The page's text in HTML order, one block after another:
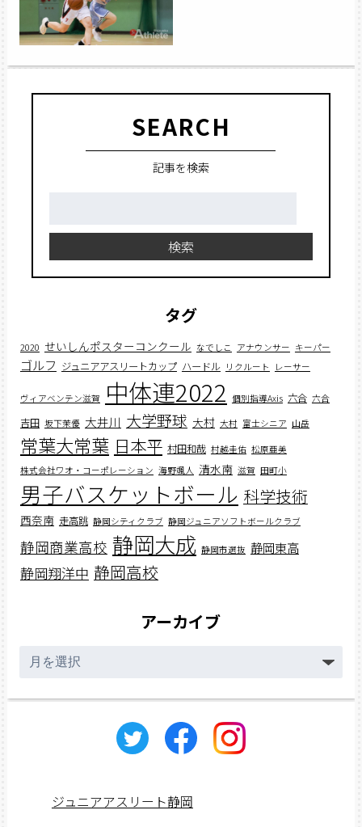
SEARCH
記事を検索
検索
タグ
2020 せいしんポスターコンクール なでしこ アナウンサー キーパー
ゴルフ ジュニアアスリートカップ ハードル リクルート レーサー
ヴィアベンテン滋賀 中体連2022 個別指導Axis 六合 六合
吉田 坂下茉優 大井川 大学野球 大村 大村 富士シニア 山岳
常葉大常葉 日本平 村田和哉 村越圭佑 松原亜美
株式会社ワオ・コーポレーション 海野颯人 清水南 滋賀 田町小
男子バスケットボール 科学技術
西奈南 走高跳 静岡シティクラブ 静岡ジュニアソフトボールクラブ
静岡商業高校 静岡大成 静岡市選抜 静岡東高
静岡翔洋中 静岡高校
アーカイブ
ー
ジュニアアスリート静岡